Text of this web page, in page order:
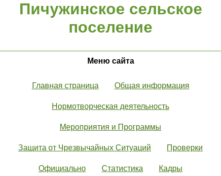
Пичужинское сельское
поселение
Меню сайта
Главная страница Общая информация
Нормотворческая деятельность
Мероприятия и Программы
Защита от Чрезвычайных Ситуаций Проверки
Официально Статистика Кадры